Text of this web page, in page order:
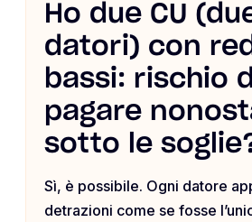
Ho due CU
datori) con
bassi: rischio
pagare
sotto le
Sì, è possibile. Ogni datore
detrazioni come se fosse